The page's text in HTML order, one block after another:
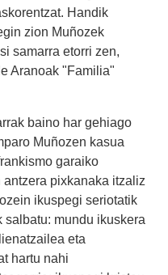
Handik
zion Muñozek
samarra etorri zen,
Aranoak "Familia"
baino har gehiago
Muñozen kasua
garaiko
pixkanaka itzaliz
ikuspegi seriotatik
mundu ikuskera
eta
hartu nahi